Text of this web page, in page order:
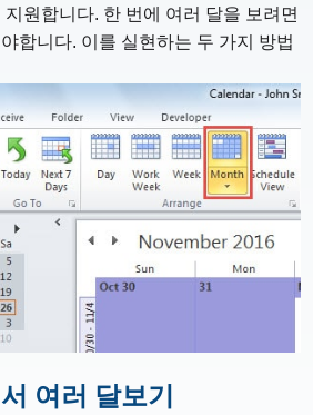
원합니다. 한 번에 여러 달을 보려면
합니다. 이를 실현하는 두 가지 방법
여러 달보기